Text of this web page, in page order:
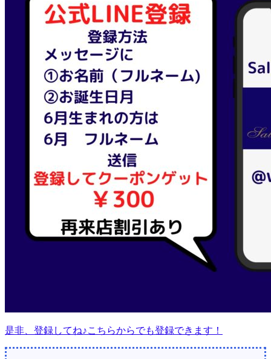
是非、登録してね♪こちらからでも登録できます！